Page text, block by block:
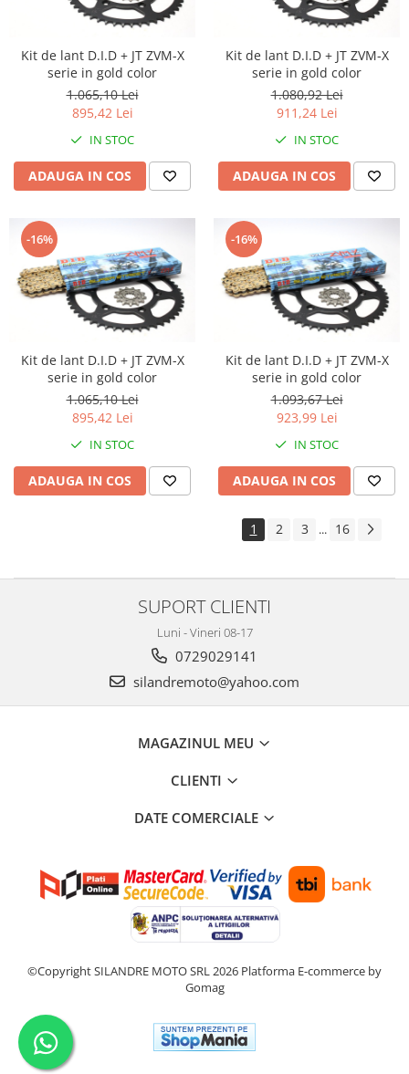
Kit de lant D.I.D + JT ZVM-X
serie in gold color
1.065,10 Lei
895,42 Lei
IN STOC
ADAUGA IN COS
Kit de lant D.I.D + JT ZVM-X
serie in gold color
1.080,92 Lei
911,24 Lei
IN STOC
ADAUGA IN COS
-16%
Kit de lant D.I.D + JT ZVM-X
serie in gold color
1.065,10 Lei
895,42 Lei
IN STOC
ADAUGA IN COS
-16%
Kit de lant D.I.D + JT ZVM-X
serie in gold color
1.093,67 Lei
923,99 Lei
IN STOC
ADAUGA IN COS
1 2 3 ... 16
SUPORT CLIENTI
Luni - Vineri 08-17
0729029141
silandremoto@yahoo.com
MAGAZINUL MEU
CLIENTI
DATE COMERCIALE
©Copyright SILANDRE MOTO SRL 2026 Platforma E-commerce by
Gomag